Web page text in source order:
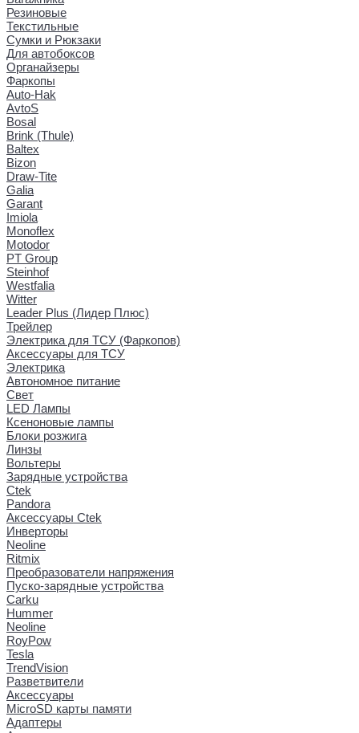
Резиновые
Текстильные
Сумки и Рюкзаки
Для автобоксов
Органайзеры
Фаркопы
Auto-Hak
AvtoS
Bosal
Brink (Thule)
Baltex
Bizon
Draw-Tite
Galia
Garant
Imiola
Monoflex
Motodor
PT Group
Steinhof
Westfalia
Witter
Leader Plus (Лидер Плюс)
Трейлер
Электрика для ТСУ (Фаркопов)
Аксессуары для ТСУ
Электрика
Автономное питание
Свет
LED Лампы
Ксеноновые лампы
Блоки розжига
Линзы
Вольтеры
Зарядные устройства
Ctek
Pandora
Аксессуары Ctek
Инверторы
Neoline
Ritmix
Преобразователи напряжения
Пуско-зарядные устройства
Carku
Hummer
Neoline
RoyPow
Tesla
TrendVision
Разветвители
Аксессуары
MicroSD карты памяти
Адаптеры